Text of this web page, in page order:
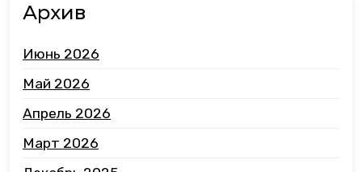
Архив
Июнь 2026
Май 2026
Апрель 2026
Март 2026